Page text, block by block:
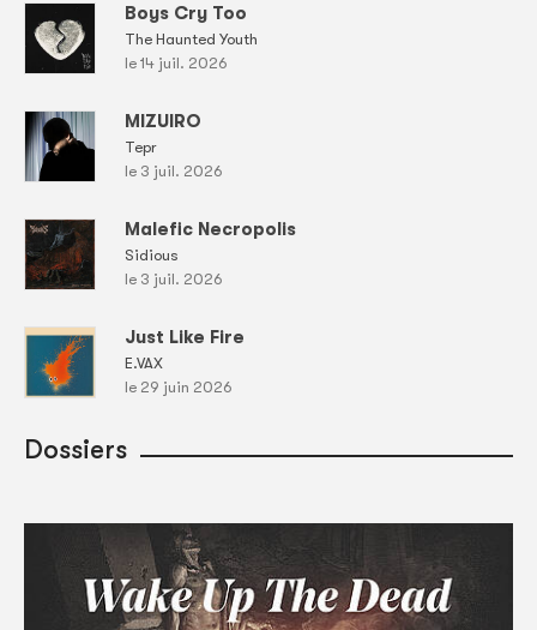
Boys Cry Too
The Haunted Youth
le 14 juil. 2026
MIZUIRO
Tepr
le 3 juil. 2026
Malefic Necropolis
Sidious
le 3 juil. 2026
Just Like Fire
E.VAX
le 29 juin 2026
Dossiers